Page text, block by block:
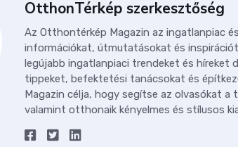
OtthonTérkép szerkesztőség
Az Otthontérkép Magazin az ingatlanpiac
információkat, útmutatásokat és inspirációt
legújabb ingatlanpiaci trendeket és híreket
tippeket, befektetési tanácsokat és
Magazin célja, hogy segítse az olvasókat a
valamint otthonaik kényelmes és stílusos